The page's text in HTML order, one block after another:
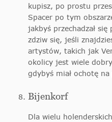
kupisz, po prostu
Spacer po tym
jakbyś przechadzał
zdziw się, jeśli
artystów, takich jak
okolicy jest wiele
gdybyś miał ochotę
Bijenkorf
Dla wielu